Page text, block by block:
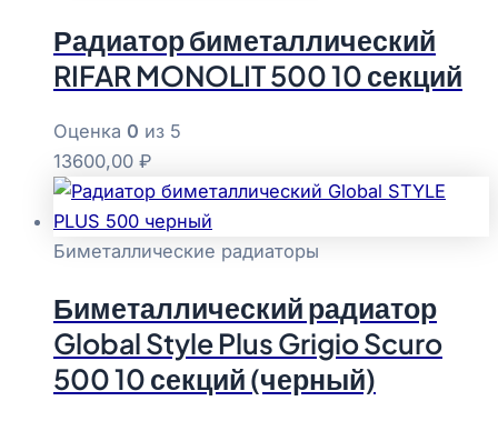
Радиатор биметаллический
RIFAR MONOLIT 500 10 секций
Оценка 0 из 5
13600,00 ₽
Биметаллические радиаторы
Биметаллический радиатор
Global Style Plus Grigio Scuro
500 10 секций (черный)